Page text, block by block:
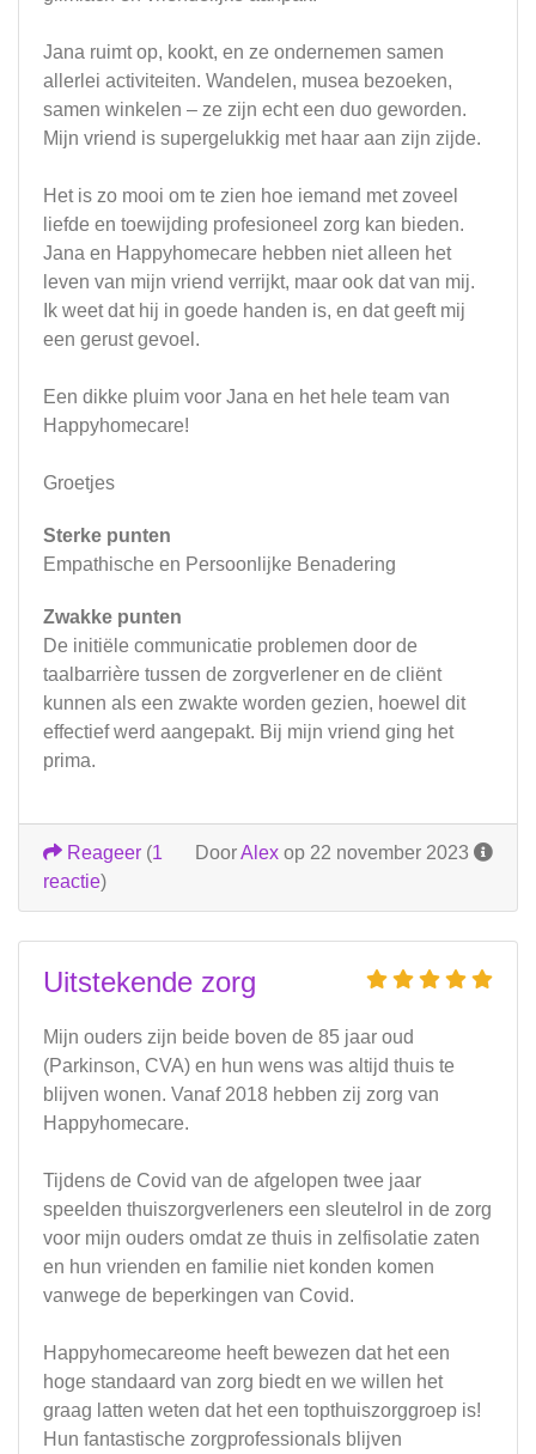
Jana ruimt op, kookt, en ze ondernemen samen
allerlei activiteiten. Wandelen, musea bezoeken,
samen winkelen – ze zijn echt een duo geworden.
Mijn vriend is supergelukkig met haar aan zijn zijde.
Het is zo mooi om te zien hoe iemand met zoveel
liefde en toewijding profesioneel zorg kan bieden.
Jana en Happyhomecare hebben niet alleen het
leven van mijn vriend verrijkt, maar ook dat van mij.
Ik weet dat hij in goede handen is, en dat geeft mij
een gerust gevoel.
Een dikke pluim voor Jana en het hele team van
Happyhomecare!
Groetjes
Sterke punten
Empathische en Persoonlijke Benadering
Zwakke punten
De initiële communicatie problemen door de
taalbarrière tussen de zorgverlener en de cliënt
kunnen als een zwakte worden gezien, hoewel dit
effectief werd aangepakt. Bij mijn vriend ging het
prima.
DoorAlex op 22 november 2023
Reageer (1
reactie)
Uitstekende zorg
Mijn ouders zijn beide boven de 85 jaar oud
(Parkinson, CVA) en hun wens was altijd thuis te
blijven wonen. Vanaf 2018 hebben zij zorg van
Happyhomecare.
Tijdens de Covid van de afgelopen twee jaar
speelden thuiszorgverleners een sleutelrol in de zorg
voor mijn ouders omdat ze thuis in zelfisolatie zaten
en hun vrienden en familie niet konden komen
vanwege de beperkingen van Covid.
Happyhomecareome heeft bewezen dat het een
hoge standaard van zorg biedt en we willen het
graag latten weten dat het een topthuiszorggroep is!
Hun fantastische zorgprofessionals blijven